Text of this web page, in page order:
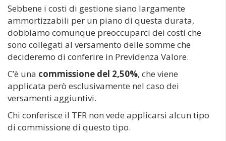
Sebbene i costi di gestione siano largamente
ammortizzabili per un piano di questa durata,
dobbiamo comunque preoccuparci dei costi che
sono collegati al versamento delle somme che
decideremo di conferire in Previdenza Valore.
C’è una commissione del 2,50%, che viene
applicata però esclusivamente nel caso dei
versamenti aggiuntivi.
Chi conferisce il TFR non vede applicarsi alcun tipo
di commissione di questo tipo.